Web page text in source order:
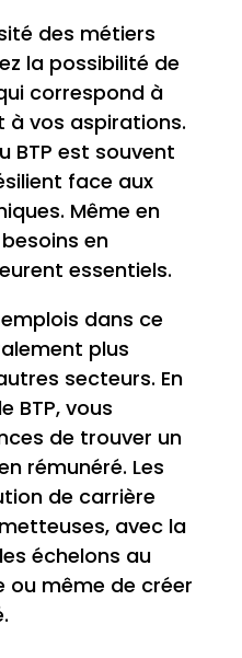
des métiers
la possibilité de
correspond à
vos aspirations.
BTP est souvent
face aux
Même en
en
essentiels.
dans ce
plus
secteurs. En
BTP, vous
de trouver un
rémunéré. Les
de carrière
avec la
échelons au
ou même de créer